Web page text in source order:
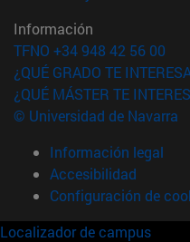
Información
TFNO +34 948 42 56 00
¿QUÉ GRADO TE
¿QUÉ MÁSTER TE
© Universidad de Navarra
Información legal
Accesibilidad
Configuración de
Localizador de campus